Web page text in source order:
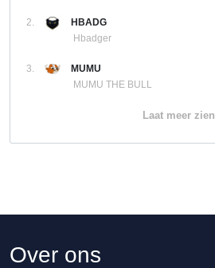
2.
HBADG
Hbadger
3.
MUMU
MUMU THE BULL
Laat meer zien
Over ons